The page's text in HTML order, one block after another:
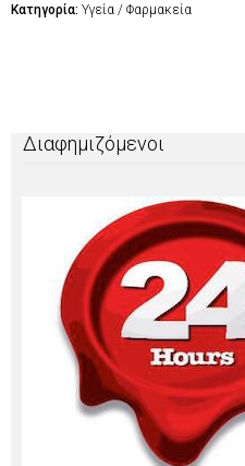
Κατηγορία: Υγεία / Φαρμακεία
Διαφημιζόμενοι